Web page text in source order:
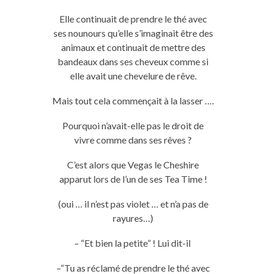
Elle continuait de prendre le thé avec
ses nounours qu’elle s’imaginait être des
animaux et continuait de mettre des
bandeaux dans ses cheveux comme si
elle avait une chevelure de rêve.
Mais tout cela commençait à la lasser ….
Pourquoi n’avait-elle pas le droit de
vivre comme dans ses rêves ?
C’est alors que Vegas leCheshire
apparut lors de l’un de ses TeaTime !
(oui… iln’est pas violet … etn’a pas de
rayures…)
– “Et bien la petite” ! Lui dit-il
–“Tu as réclamé de prendre le thé avec